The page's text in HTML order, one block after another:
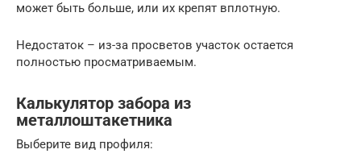
может быть больше, или их крепят вплотную.
Недостаток – из-за просветов участок остается
полностью просматриваемым.
Калькулятор забора из
металлоштакетника
Выберите вид профиля: